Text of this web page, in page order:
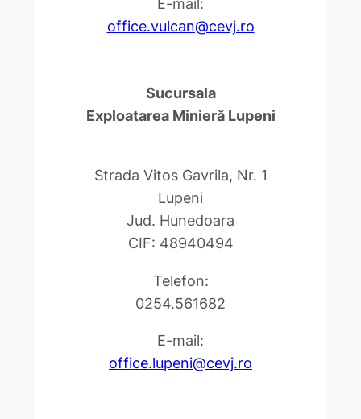
office.vulcan@cevj.ro
Sucursala
Exploatarea Minieră Lupeni
Strada Vitos Gavrila, Nr. 1
Lupeni
Jud. Hunedoara
CIF: 48940494
Telefon:
0254.561682
E-mail:
office.lupeni@cevj.ro